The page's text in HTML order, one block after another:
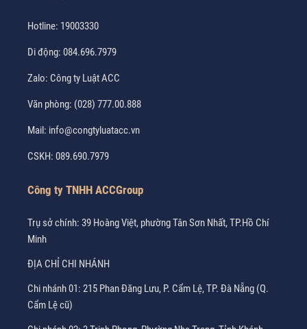
Hotline: 19003330
Di động: 084.696.7979
Zalo: Công ty Luật ACC
Văn phòng: (028) 777.00.888
Mail: info@congtyluatacc.vn
CSKH: 089.690.7979
Công ty TNHH ACCGroup
Trụ sở chính: 39 Hoàng Việt, phường Tân Sơn Nhất, TP.Hồ Chí
Minh
ĐỊA CHỈ CHI NHÁNH
Chi nhánh 01: 215 Phan Đăng Lưu, P. Cẩm Lệ, TP. Đà Nẵng (Q.
Cẩm Lệ cũ)